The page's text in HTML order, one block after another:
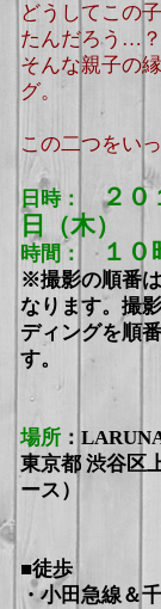
どうしてこの
たんだろう…？
そんな親子の
グ。
この二つをい
日時： ２０
日（木）
時間： １０
※撮影の順番
なります。撮
ディングを順
す。
場所 ：
東京都 渋谷区
ース）
■徒歩
・小田急線＆